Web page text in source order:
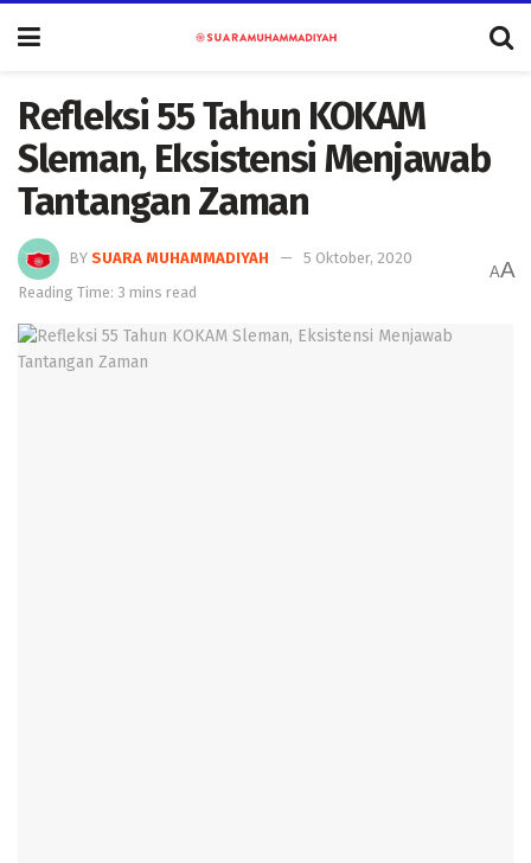
Refleksi 55 Tahun KOKAM
Sleman, Eksistensi Menjawab
Tantangan Zaman
BY SUARA MUHAMMADIYAH
5 Oktober, 2020
Reading Time: 3 mins read
AA